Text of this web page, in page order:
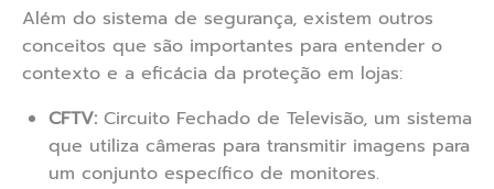
Além do sistema de segurança, existem outros
conceitos que são importantes para entender o
contexto e a eficácia da proteção em lojas:
CFTV: Circuito Fechado de Televisão, um sistema
que utiliza câmeras para transmitir imagens para
um conjunto específico de monitores.